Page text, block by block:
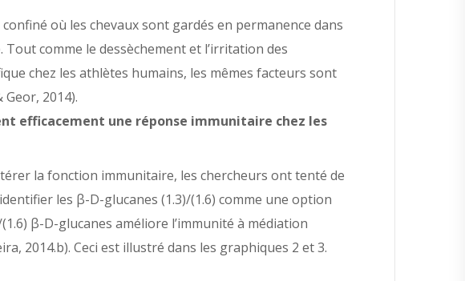
où les chevaux sont gardés en permanence dans
comme le dessèchement et l’irritation des
chez les athlètes humains, les mêmes facteurs sont
2014).
efficacement une réponse immunitaire chez les
la fonction immunitaire, les chercheurs ont tenté de
les β-D-glucanes (1.3)/(1.6) comme une option
β-D-glucanes améliore l’immunité à médiation
2014.b). Ceci est illustré dans les graphiques 2 et 3.